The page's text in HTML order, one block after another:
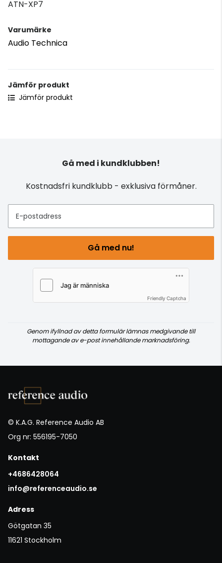
ATN-XP7
Varumärke
Audio Technica
Jämför produkt
Jämför produkt
Gå med i kundklubben!
Kostnadsfri kundklubb - exklusiva förmåner.
E-postadress
Gå med nu!
Friendly Captcha
Genom ifyllnad av detta formulär lämnas medgivande till
mottagande av e-post innehållande marknadsföring.
© K.A.G. Reference Audio AB
Org nr: 556195-7050
Kontakt
+4686428064
info@referenceaudio.se
Adress
Götgatan 35
11621 Stockholm